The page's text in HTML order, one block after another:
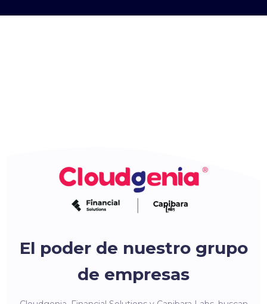
El poder de nuestro grupo
de empresas